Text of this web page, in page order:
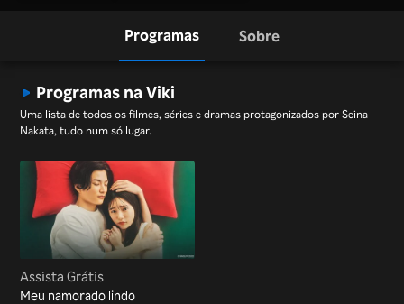
Programas Sobre
Programas na Viki
Uma lista de todos os filmes, séries e dramas protagonizados por Seina
Nakata, tudo num só lugar.
Assista Grátis
Meu namorado lindo